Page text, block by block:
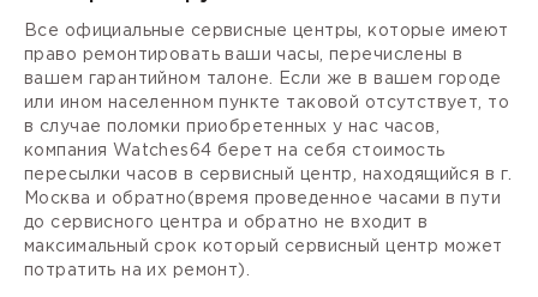
Все официальные сервисные центры, которые имеют
право ремонтировать ваши часы, перечислены в
вашем гарантийном талоне. Если же в вашем городе
или ином населенном пункте таковой отсутствует, то
в случае поломки приобретенных у нас часов,
компания Watches64 берет на себя стоимость
пересылки часов в сервисный центр, находящийся в г.
Москва и обратно(время проведенное часами в пути
до сервисного центра и обратно не входит в
максимальный срок который сервисный центр может
потратить на их ремонт).